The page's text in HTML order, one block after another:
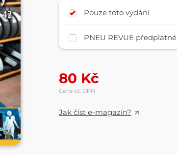
Pouze toto vydání
PNEU REVUE předplatné
80 Kč
Cena vč. DPH
Jak číst e-magazín?